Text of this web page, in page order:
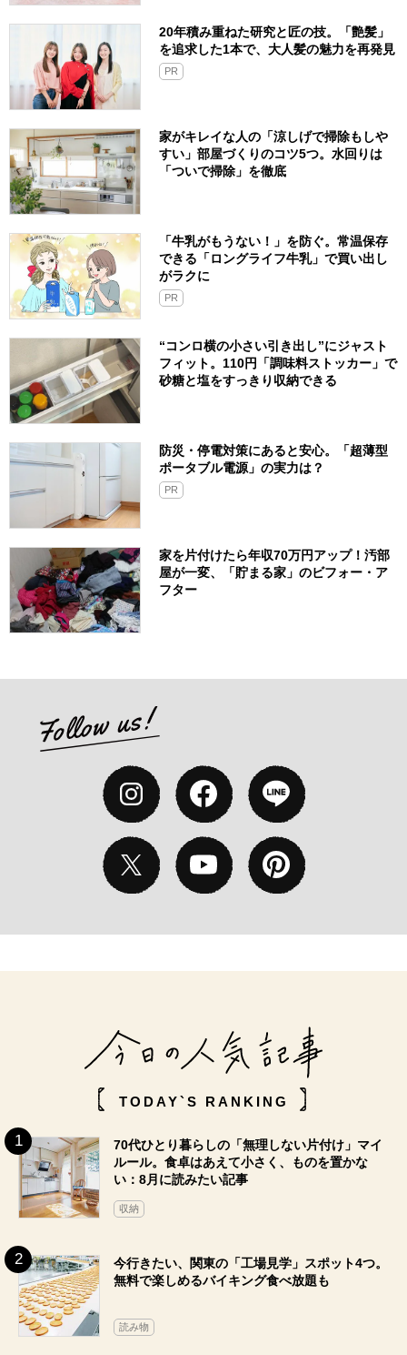
20年積み重ねた研究と匠の技。「艶髪」
を追求した1本で、大人髪の魅力を再発見
PR
家がキレイな人の「涼しげで掃除もしや
すい」部屋づくりのコツ5つ。水回りは
「ついで掃除」を徹底
「牛乳がもうない！」を防ぐ。常温保存
できる「ロングライフ牛乳」で買い出し
がラクに
PR
“コンロ横の小さい引き出し”にジャスト
フィット。110円「調味料ストッカー」で
砂糖と塩をすっきり収納できる
防災・停電対策にあると安心。「超薄型
ポータブル電源」の実力は？​
PR
家を片付けたら年収70万円アップ！汚部
屋が一変、「貯まる家」のビフォー・ア
フター
TODAY`S RANKING
70代ひとり暮らしの「無理しない片付け」マイ
ルール。食卓はあえて小さく、ものを置かな
い：8月に読みたい記事
収納
今行きたい、関東の「工場見学」スポット4つ。
無料で楽しめるバイキング食べ放題も
読み物